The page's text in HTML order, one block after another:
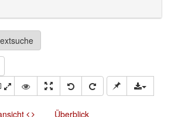
Überblick